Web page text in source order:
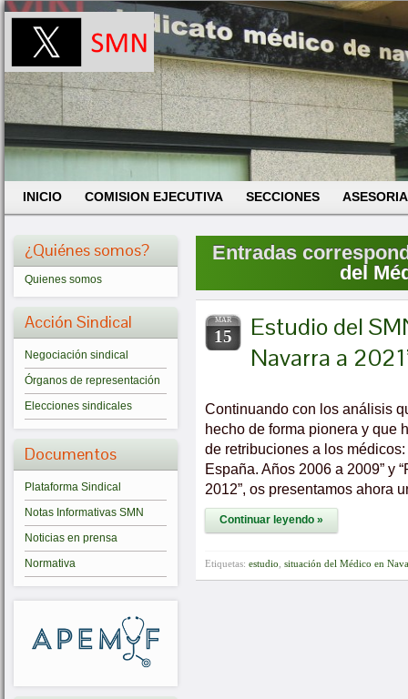
INICIO COMISION EJECUTIVA SECCIONES
¿Quiénes somos?
Quienes somos
Acción Sindical
Negociación sindical
Órganos de representación
Elecciones sindicales
Documentos
Plataforma Sindical
Notas Informativas SMN
Noticias en prensa
Normativa
Entradas
del
MAR
15
Estudio del
Navarra a
Continuando con los análisis
hecho de forma pionera y que
de retribuciones a los
España. Años 2006 a 2009” y
2012”, os presentamos ahora
Continuar leyendo »
Etiquetas: estudio situación del Médico en